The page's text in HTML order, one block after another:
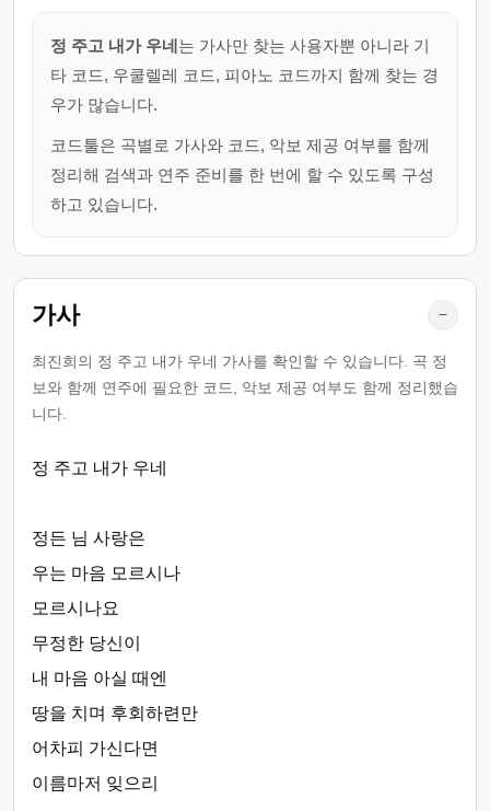
정 주고 내가 우네 는 가사만 찾는 사용자뿐 아니라 기
타 코드, 우쿨렐레 코드, 피아노 코드까지 함께 찾는 경
우가 많습니다.
코드툴은 곡별로 가사와 코드, 악보 제공 여부를 함께
정리해 검색과 연주 준비를 한 번에 할 수 있도록 구성
하고 있습니다.
가사 −
최진희의 정 주고 내가 우네 가사를 확인할 수 있습니다. 곡 정
보와 함께 연주에 필요한 코드, 악보 제공 여부도 함께 정리했습
니다.
정 주고 내가 우네
정든 님 사랑은
우는 마음 모르시나
모르시나요
무정한 당신이
내 마음 아실 때엔
땅을 치며 후회하련만
어차피 가신다면
이름마저 잊으리